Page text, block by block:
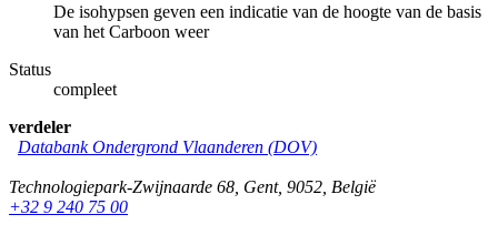
De isohypsen geven een indicatie van de hoogte van de basis
van het Carboon weer
Status
compleet
verdeler
Databank Ondergrond Vlaanderen (DOV)
Technologiepark-Zwijnaarde 68 Gent, 9052 België
+32 9 240 75 00